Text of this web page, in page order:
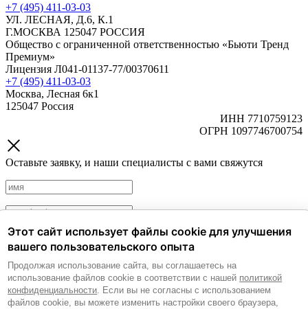
+7 (495) 411-03-03
УЛ. ЛЕСНАЯ, Д.6, К.1
Г.МОСКВА 125047 РОССИЯ
Общество с ограниченной ответственностью «Бьюти Тренд
Премиум»
Лицензия Л041-01137-77/00370611
+7 (495) 411-03-03
Москва, Лесная 6к1
125047 Россия
ИНН 7710759123
ОГРН 1097746700754
Оставьте заявку, и наши специалисты с вами свяжутся
Политика обработки персональных данных. Согласие на
обработку персональных данных.
Согласие на получение рекламных и информационных
материалов.
Этот сайт использует файлы cookie для улучшения
вашего пользовательского опыта
Продолжая использование сайта, вы соглашаетесь на
использование файлов cookie в соответствии с нашей политикой
конфиденциальности. Если вы не согласны с использованием
файлов cookie, вы можете изменить настройки своего браузера,